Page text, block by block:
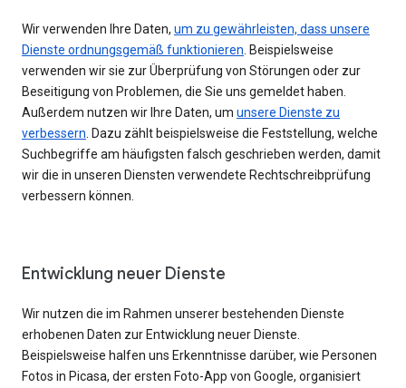
Wir verwenden Ihre Daten, um zu gewährleisten, dass unsere
Dienste ordnungsgemäß funktionieren . Beispielsweise
verwenden wir sie zur Überprüfung von Störungen oder zur
Beseitigung von Problemen, die Sie uns gemeldet haben.
Außerdem nutzen wir Ihre Daten, um unsere Dienste zu
verbessern . Dazu zählt beispielsweise die Feststellung, welche
Suchbegriffe am häufigsten falsch geschrieben werden, damit
wir die in unseren Diensten verwendete Rechtschreibprüfung
verbessern können.
Entwicklung neuer Dienste
Wir nutzen die im Rahmen unserer bestehenden Dienste
erhobenen Daten zur Entwicklung neuer Dienste.
Beispielsweise halfen uns Erkenntnisse darüber, wie Personen
Fotos in Picasa, der ersten Foto-App von Google, organisiert